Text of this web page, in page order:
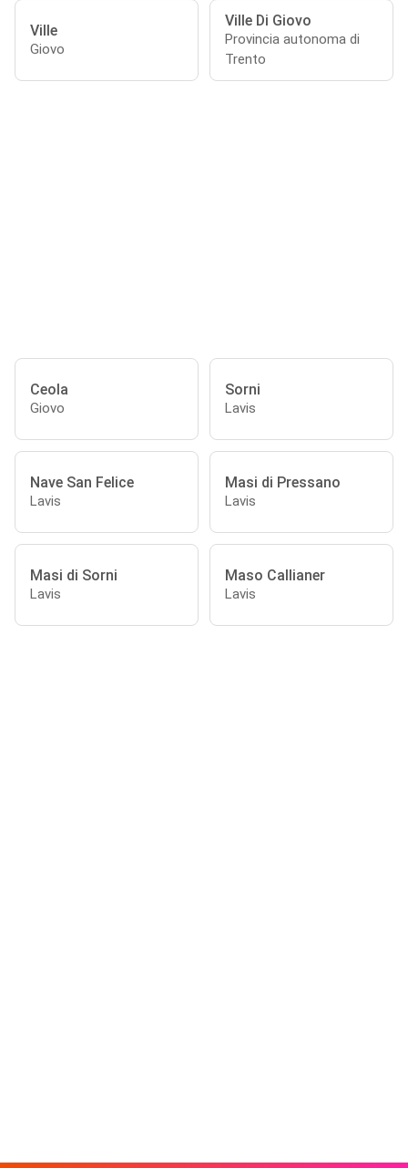
Ville
Giovo
Ville Di Giovo
Provincia autonoma di
Trento
Ceola
Giovo
Sorni
Lavis
Nave San Felice
Lavis
Masi di Pressano
Lavis
Masi di Sorni
Lavis
Maso Callianer
Lavis